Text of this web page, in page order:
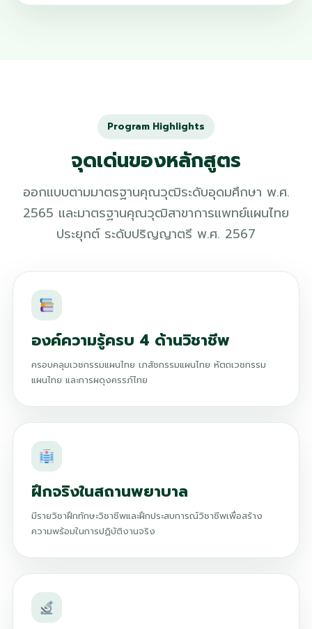
Program Highlights
จุดเด่นของหลักสูตร
ออกแบบตามมาตรฐานคุณวุฒิระดับอุดมศึกษา พ.ศ.
2565 และมาตรฐานคุณวุฒิสาขาการแพทย์แผนไทย
ประยุกต์ ระดับปริญญาตรี พ.ศ. 2567
องค์ความรู้ครบ 4 ด้านวิชาชีพ
ครอบคลุมเวชกรรมแผนไทย เภสัชกรรมแผนไทย หัตถเวชกรรม
แผนไทย และการผดุงครรภ์ไทย
ฝึกจริงในสถานพยาบาล
มีรายวิชาฝึกทักษะวิชาชีพและฝึกประสบการณ์วิชาชีพเพื่อสร้าง
ความพร้อมในการปฏิบัติงานจริง